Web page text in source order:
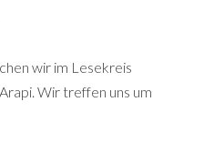
wir im Lesekreis
Wir treffen uns um